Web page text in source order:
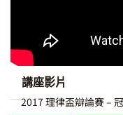
講座影片
2017 理律盃辯論賽 –